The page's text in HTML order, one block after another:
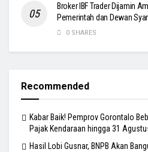
Broker IBF Trader Dijamin
Pemerintah dan Dewan
0 SHARES
Recommended
Kabar Baik! Pemprov Gorontalo
Pajak Kendaraan hingga 31
Hasil Lobi Gusnar, BNPB Akan